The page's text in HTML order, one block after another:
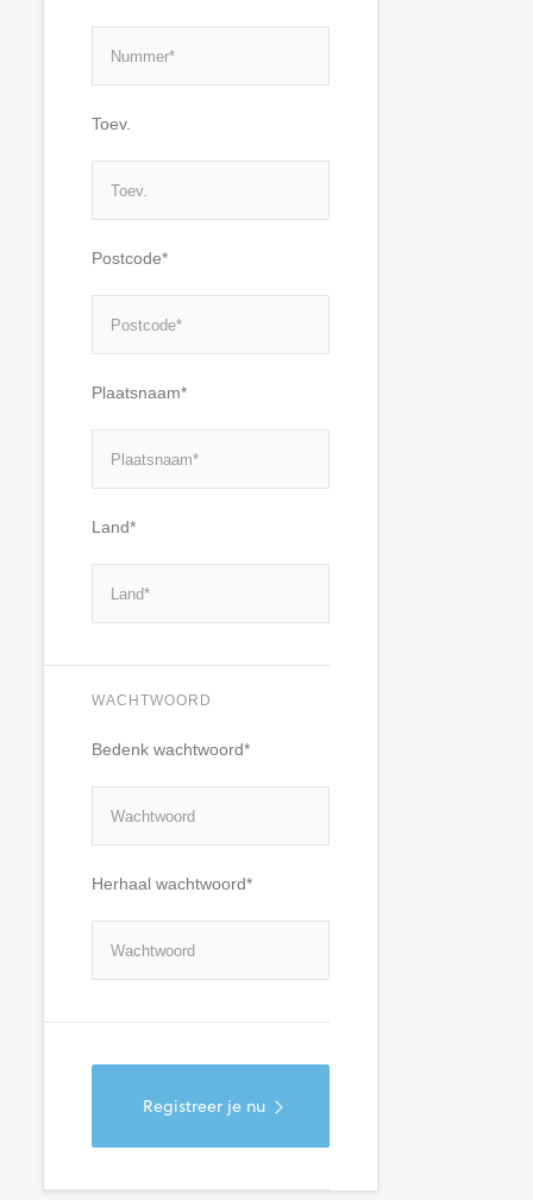
Toev.
Postcode*
Plaatsnaam*
Land*
WACHTWOORD
Bedenk wachtwoord*
Herhaal wachtwoord*
Registreer je nu